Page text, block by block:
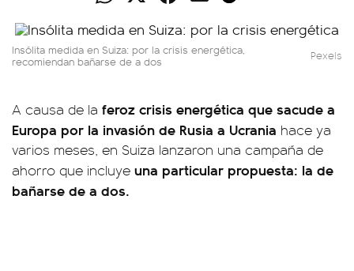
Insólita medida en Suiza: por la crisis energética,
recomiendan bañarse de a dos Pexels
A causa de la feroz crisis energética que sacude a
Europa por la invasión de Rusia a Ucrania hace ya
varios meses, en Suiza lanzaron una campaña de
ahorro que incluye una particular propuesta: la de
bañarse de a dos.